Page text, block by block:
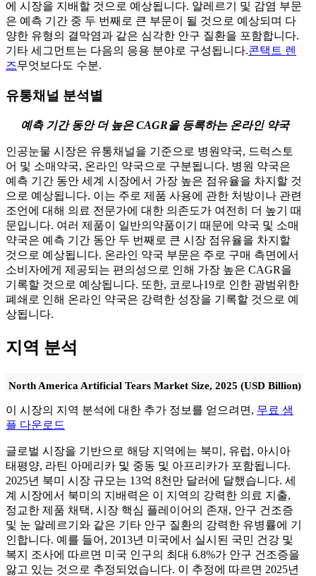
에 시장을 지배할 것으로 예상됩니다. 알레르기 및 감염 부문
은 예측 기간 중 두 번째로 큰 부문이 될 것으로 예상되며 다
양한 유형의 결막염과 같은 심각한 안구 질환을 포함합니다.
기타 세그먼트는 다음의 응용 분야로 구성됩니다.콘택트 렌
즈무엇보다도 수분.
유통채널 분석별
예측 기간 동안 더 높은 CAGR을 등록하는 온라인 약국
인공눈물 시장은 유통채널을 기준으로 병원약국, 드럭스토
어 및 소매약국, 온라인 약국으로 구분됩니다. 병원 약국은
예측 기간 동안 세계 시장에서 가장 높은 점유율을 차지할 것
으로 예상됩니다. 이는 주로 제품 사용에 관한 처방이나 관련
조언에 대해 의료 전문가에 대한 의존도가 여전히 더 높기 때
문입니다. 여러 제품이 일반의약품이기 때문에 약국 및 소매
약국은 예측 기간 동안 두 번째로 큰 시장 점유율을 차지할
것으로 예상됩니다. 온라인 약국 부문은 주로 구매 측면에서
소비자에게 제공되는 편의성으로 인해 가장 높은 CAGR을
기록할 것으로 예상됩니다. 또한, 코로나19로 인한 광범위한
폐쇄로 인해 온라인 약국은 강력한 성장을 기록할 것으로 예
상됩니다.
지역 분석
North America Artificial Tears Market Size, 2025 (USD Billion)
이 시장의 지역 분석에 대한 추가 정보를 얻으려면, 무료 샘
플 다운로드
글로벌 시장을 기반으로 해당 지역에는 북미, 유럽, 아시아
태평양, 라틴 아메리카 및 중동 및 아프리카가 포함됩니다.
2025년 북미 시장 규모는 13억 8천만 달러에 달했습니다. 세
계 시장에서 북미의 지배력은 이 지역의 강력한 의료 지출,
정교한 제품 채택, 시장 핵심 플레이어의 존재, 안구 건조증
및 눈 알레르기와 같은 기타 안구 질환의 강력한 유병률에 기
인합니다. 예를 들어, 2013년 미국에서 실시된 국민 건강 및
복지 조사에 따르면 미국 인구의 최대 6.8%가 안구 건조증을
앓고 있는 것으로 추정되었습니다. 이 추정에 따르면 2025년